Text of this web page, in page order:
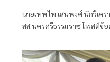
นายเทพไท เสนพงศ์ นักวิเคร
สส.นครศรีธรรมราช โพสต์ข้